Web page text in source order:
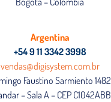
Argentina
+54 9 11 3342 3998
vendas@digisystem.com.br
Faustino Sarmiento 1482
– Sala A – CEP C1042ABB